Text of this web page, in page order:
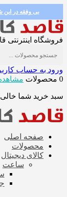
بی وفقه در
فروشگاه اینترنتی
ورود به حساب
0 محصولات
سبد خرید شما
صفحه اصلی
محصولات
کالای دیجیتال
ساعت